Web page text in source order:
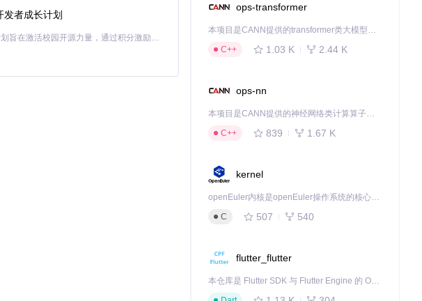
发者成长计划
「源启盛夏」暑期校园开发者成长计划旨在激活校园开源力量，通过积分激励、认证扶持、资源倾斜等形式，引导高校组织和开发者完成「入驻 — 建项目 — 做贡献 — 获认证 — 得资源」的完整闭环。无论你是想带领社团入驻平台的组织者，还是希望用代码贡献证明自己的开发者，都能在这里找到属于你的成长路径。
ops-transformer
本项目是CANN提供的transformer类大模型算子库，实现网络在NPU上加速计算。
C++
1.03 K 2.44 K
ops-nn
本项目是CANN提供的神经网络类计算算子库，实现网络在NPU上加速计算。
C++
839 1.67 K
kernel
openEuler内核是openEuler操作系统的核心，既是系统性能与稳定性的基石，也是连接处理器、设备与服务的桥梁。
C
507 540
flutter_flutter
本仓库是 Flutter SDK 与 Flutter Engine 的 OpenHarmony 适配版本，由 CPF-Flutter 团队维护。开发者可使用熟悉的 Flutter 技术栈开发 OpenHarmony 应用，3.35.7 及以后的适配版本可基于本仓库源码构建支持 OpenHarmony 的 Flutter Engine。